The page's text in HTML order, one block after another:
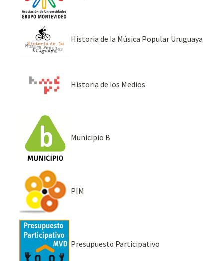
Historia de la Música Popular Uruguaya
Historia de los Medios
Municipio B
PIM
Presupuesto Participativo